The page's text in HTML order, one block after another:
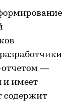
отчетом —
и имеет
содержит